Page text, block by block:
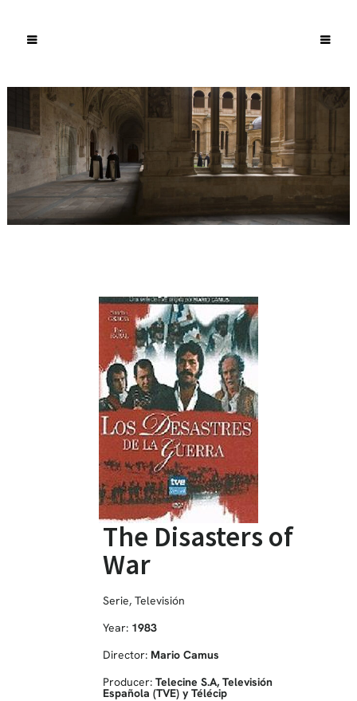
The Disasters of
War
Serie, Televisión
Year: 1983
Director: Mario Camus
Producer: Telecine S.A, Televisión
Española (TVE) y Télécip